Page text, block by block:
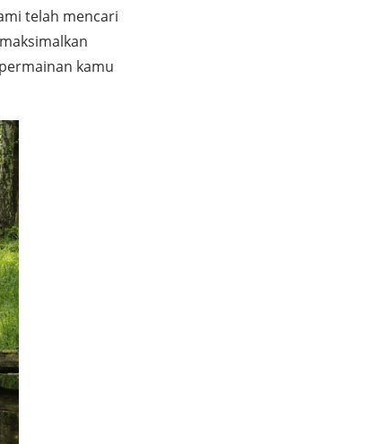
telah mencari
kamu